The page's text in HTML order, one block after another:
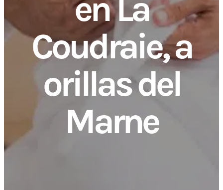
en La
Coudraie, a
orillas del
Marne